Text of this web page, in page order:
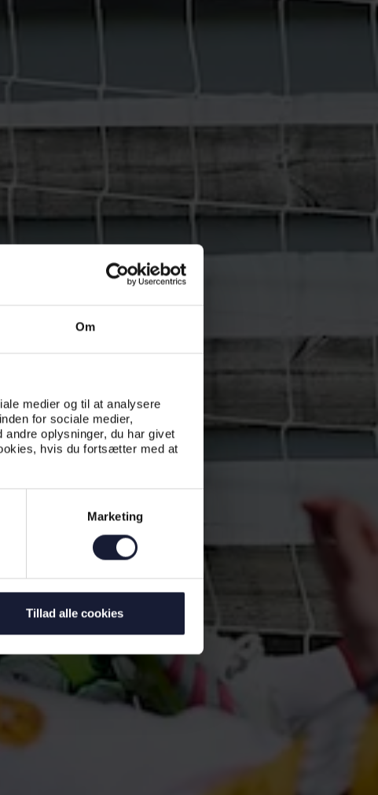
Om
medier og til at analysere
for sociale medier,
oplysninger, du har givet
hvis du fortsætter med at
Marketing
Tillad alle cookies